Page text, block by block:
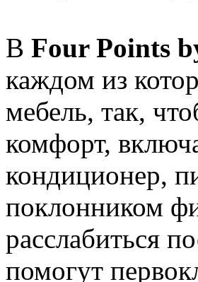
В Four Points
каждом из
мебель, так,
комфорт,
кондиционер,
поклонником
расслабиться
помогут